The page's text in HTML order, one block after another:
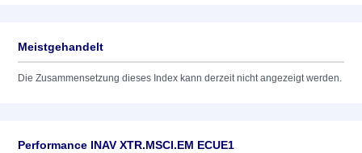
Meistgehandelt
Die Zusammensetzung dieses Index kann derzeit nicht angezeigt werden.
Performance INAV XTR.MSCI.EM ECUE1